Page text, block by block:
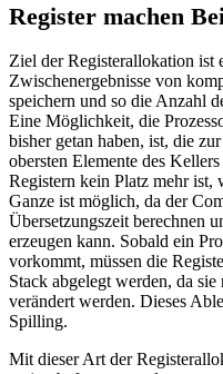
Register machen
Ziel der Registerallokation ist
Zwischenergebnisse von
speichern und so die Anzahl
Eine Möglichkeit, die
bisher getan haben, ist, die
obersten Elemente des
Registern kein Platz mehr ist,
Ganze ist möglich, da der
Übersetzungszeit berechnen
erzeugen kann. Sobald ein
vorkommt, müssen die
Stack abgelegt werden, da
verändert werden. Dieses
Spilling.
Mit dieser Art der